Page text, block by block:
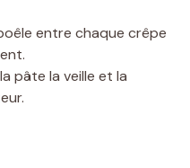
entre chaque crêpe
pâte la veille et la